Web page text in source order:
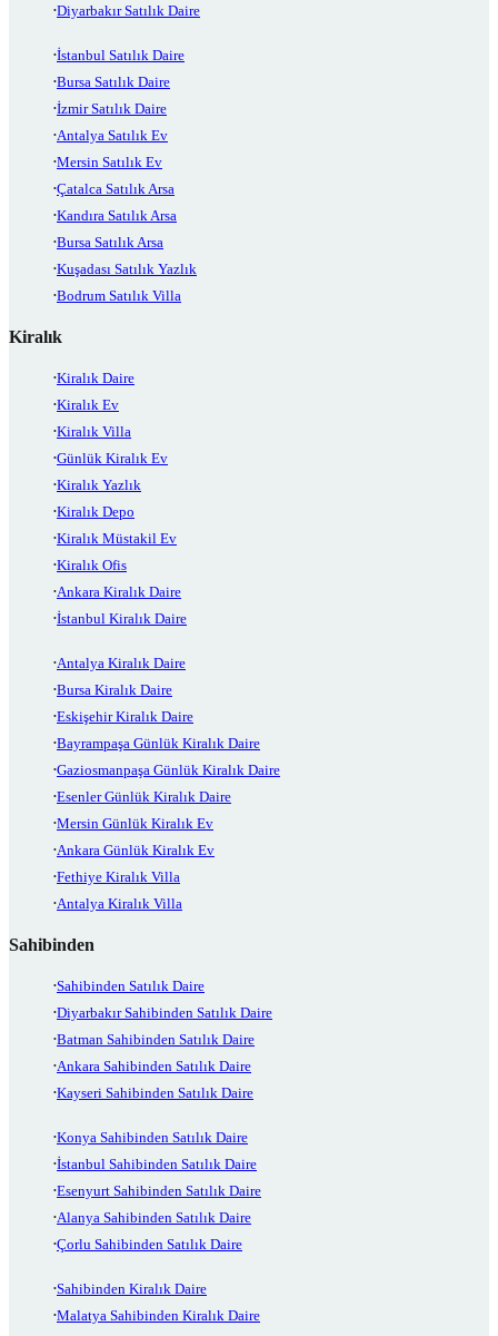
Diyarbakır Satılık Daire
İstanbul Satılık Daire
Bursa Satılık Daire
İzmir Satılık Daire
Antalya Satılık Ev
Mersin Satılık Ev
Çatalca Satılık Arsa
Kandıra Satılık Arsa
Bursa Satılık Arsa
Kuşadası Satılık Yazlık
Bodrum Satılık Villa
Kiralık
Kiralık Daire
Kiralık Ev
Kiralık Villa
Günlük Kiralık Ev
Kiralık Yazlık
Kiralık Depo
Kiralık Müstakil Ev
Kiralık Ofis
Ankara Kiralık Daire
İstanbul Kiralık Daire
Antalya Kiralık Daire
Bursa Kiralık Daire
Eskişehir Kiralık Daire
Bayrampaşa Günlük Kiralık Daire
Gaziosmanpaşa Günlük Kiralık Daire
Esenler Günlük Kiralık Daire
Mersin Günlük Kiralık Ev
Ankara Günlük Kiralık Ev
Fethiye Kiralık Villa
Antalya Kiralık Villa
Sahibinden
Sahibinden Satılık Daire
Diyarbakır Sahibinden Satılık Daire
Batman Sahibinden Satılık Daire
Ankara Sahibinden Satılık Daire
Kayseri Sahibinden Satılık Daire
Konya Sahibinden Satılık Daire
İstanbul Sahibinden Satılık Daire
Esenyurt Sahibinden Satılık Daire
Alanya Sahibinden Satılık Daire
Çorlu Sahibinden Satılık Daire
Sahibinden Kiralık Daire
Malatya Sahibinden Kiralık Daire